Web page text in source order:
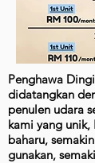
Penghawa
didatangkan
penulen udara
kami yang unik,
baharu,
gunakan,